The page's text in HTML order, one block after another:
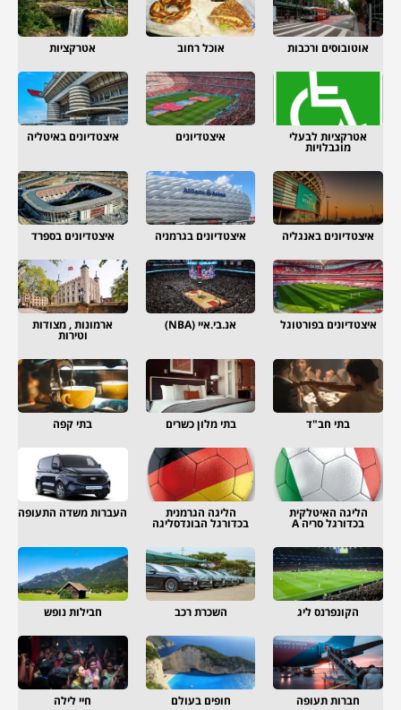
אוטובוסים ורכבות אוכל רחוב אטרקציות
אטרקציות לבעלי
מוגבלויות
איצטדיונים איצטדיונים באיטליה
איצטדיונים באנגליה איצטדיונים בגרמניה איצטדיונים בספרד
איצטדיונים בפורטוגל אנ.בי.איי (NBA) ארמונות , מצודות
וטירות
בתי חב"ד בתי מלון כשרים בתי קפה
הליגה האיטלקית
בכדורגל סריה A
הליגה הגרמנית
בכדורגל הבונדסליגה
העברות משדה התעופה
הקונפרנס ליג השכרת רכב חבילות נופש
חברות תעופה חופים בעולם חיי לילה